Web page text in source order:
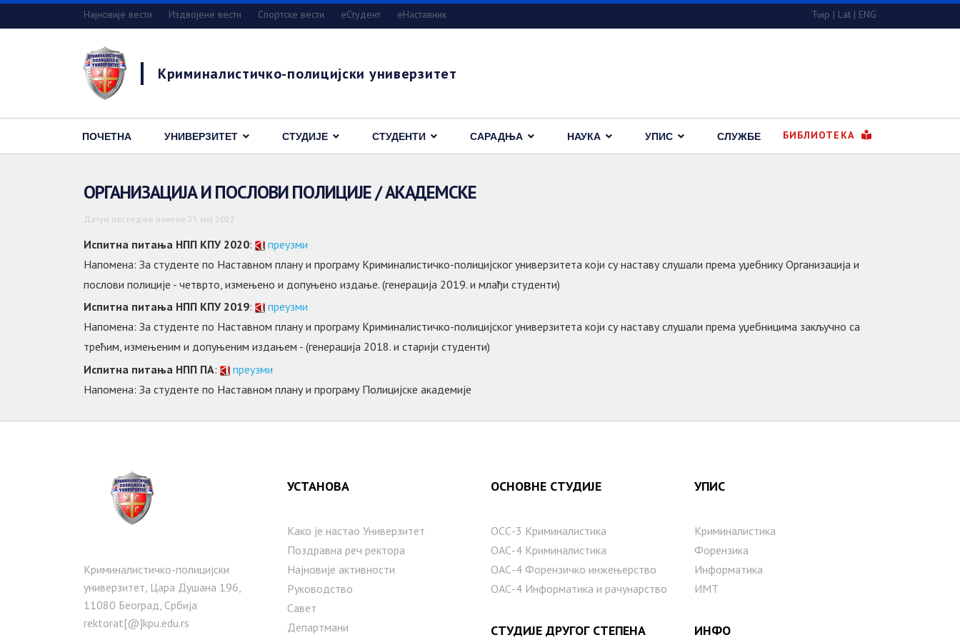
Најновије вести Издвојене вести Спортске вести eСтудент еНаставник Ћир | Lat | ENG
Криминалистичко-полицијски универзитет
БИБЛИОТЕКА
ПОЧЕТНА УНИВЕРЗИТЕТ СТУДИЈЕ СТУДЕНТИ САРАДЊА НАУКА УПИС СЛУЖБЕ
ОРГАНИЗАЦИЈА И ПОСЛОВИ ПОЛИЦИЈЕ / АКАДЕМСКЕ
Датум последње измене 25 мај 2022
Испитна питања НПП КПУ 2020:
преузми
Напомена: За студенте по Наставном плану и програму Криминалистичко-полицијског универзитета који су наставу слушали према уџебнику Организација и
послови полиције - четврто, измењено и допуњено издање. (генерација 2019. и млађи студенти)
Испитна питања НПП КПУ 2019:
преузми
Напомена: За студенте по Наставном плану и програму Криминалистичко-полицијског универзитета који су наставу слушали према уџебницима закључно са
трећим, измењеним и допуњеним издањем - (генерација 2018. и старији студенти)
Испитна питања НПП ПА:
преузми
Напомена: За студенте по Наставном плану и програму Полицијске академије
Криминалистичко-полицијски
универзитет, Цара Душана 196,
11080 Београд, Србија
rektorat[@]kpu.edu.rs
УСТАНОВА
Како је настаo Универзитет
Поздравна реч ректора
Најновије активности
Руководство
Савет
Департмани
ОСНОВНЕ СТУДИЈЕ
ОСС-3 Криминалистика
ОАС-4 Криминалистика
ОАС-4 Форензичко инжењерство
ОАС-4 Информатика и рачунарство
СТУДИЈЕ ДРУГОГ СТЕПЕНА
УПИС
Криминалистика
Форензика
Информатика
ИМТ
ИНФО